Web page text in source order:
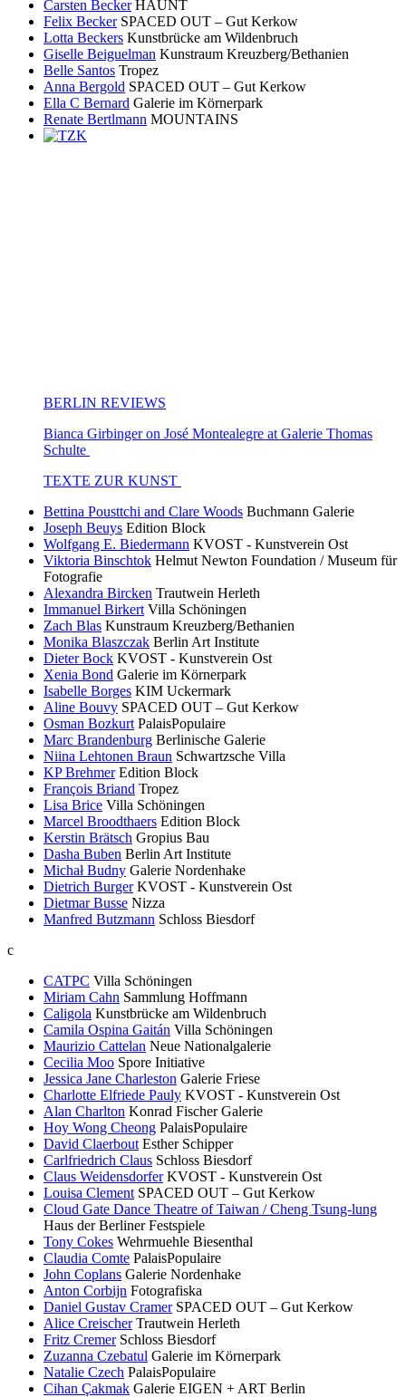
Carsten Becker HAUNT
Felix Becker SPACED OUT – Gut Kerkow
Lotta Beckers Kunstbrücke am Wildenbruch
Giselle Beiguelman Kunstraum Kreuzberg/Bethanien
Belle Santos Tropez
Anna Bergold SPACED OUT – Gut Kerkow
Ella C Bernard Galerie im Körnerpark
Renate Bertlmann MOUNTAINS
BERLIN REVIEWS
Bianca Girbinger on José Montealegre at Galerie Thomas
Schulte
TEXTE ZUR KUNST
Bettina Pousttchi and Clare Woods Buchmann Galerie
Joseph Beuys Edition Block
Wolfgang E. Biedermann KVOST - Kunstverein Ost
Viktoria Binschtok Helmut Newton Foundation / Museum für
Fotografie
Alexandra Bircken Trautwein Herleth
Immanuel Birkert Villa Schöningen
Zach Blas Kunstraum Kreuzberg/Bethanien
Monika Blaszczak Berlin Art Institute
Dieter Bock KVOST - Kunstverein Ost
Xenia Bond Galerie im Körnerpark
Isabelle Borges KIM Uckermark
Aline Bouvy SPACED OUT – Gut Kerkow
Osman Bozkurt PalaisPopulaire
Marc Brandenburg Berlinische Galerie
Niina Lehtonen Braun Schwartzsche Villa
KP Brehmer Edition Block
François Briand Tropez
Lisa Brice Villa Schöningen
Marcel Broodthaers Edition Block
Kerstin Brätsch Gropius Bau
Dasha Buben Berlin Art Institute
Michał Budny Galerie Nordenhake
Dietrich Burger KVOST - Kunstverein Ost
Dietmar Busse Nizza
Manfred Butzmann Schloss Biesdorf
c
CATPC Villa Schöningen
Miriam Cahn Sammlung Hoffmann
Caligola Kunstbrücke am Wildenbruch
Camila Ospina Gaitán Villa Schöningen
Maurizio Cattelan Neue Nationalgalerie
Cecilia Moo Spore Initiative
Jessica Jane Charleston Galerie Friese
Charlotte Elfriede Pauly KVOST - Kunstverein Ost
Alan Charlton Konrad Fischer Galerie
Hoy Wong Cheong PalaisPopulaire
David Claerbout Esther Schipper
Carlfriedrich Claus Schloss Biesdorf
Claus Weidensdorfer KVOST - Kunstverein Ost
Louisa Clement SPACED OUT – Gut Kerkow
Cloud Gate Dance Theatre of Taiwan / Cheng Tsung-lung
Haus der Berliner Festspiele
Tony Cokes Wehrmuehle Biesenthal
Claudia Comte PalaisPopulaire
John Coplans Galerie Nordenhake
Anton Corbijn Fotografiska
Daniel Gustav Cramer SPACED OUT – Gut Kerkow
Alice Creischer Trautwein Herleth
Fritz Cremer Schloss Biesdorf
Zuzanna Czebatul Galerie im Körnerpark
Natalie Czech PalaisPopulaire
Cihan Çakmak Galerie EIGEN + ART Berlin